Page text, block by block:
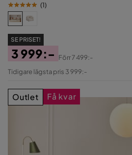
(1)
SE PRISET!
Pris
3 999:-
Original
Förr7 499:-
Tidigare lägsta pris 3 999:-
Outlet Få kvar